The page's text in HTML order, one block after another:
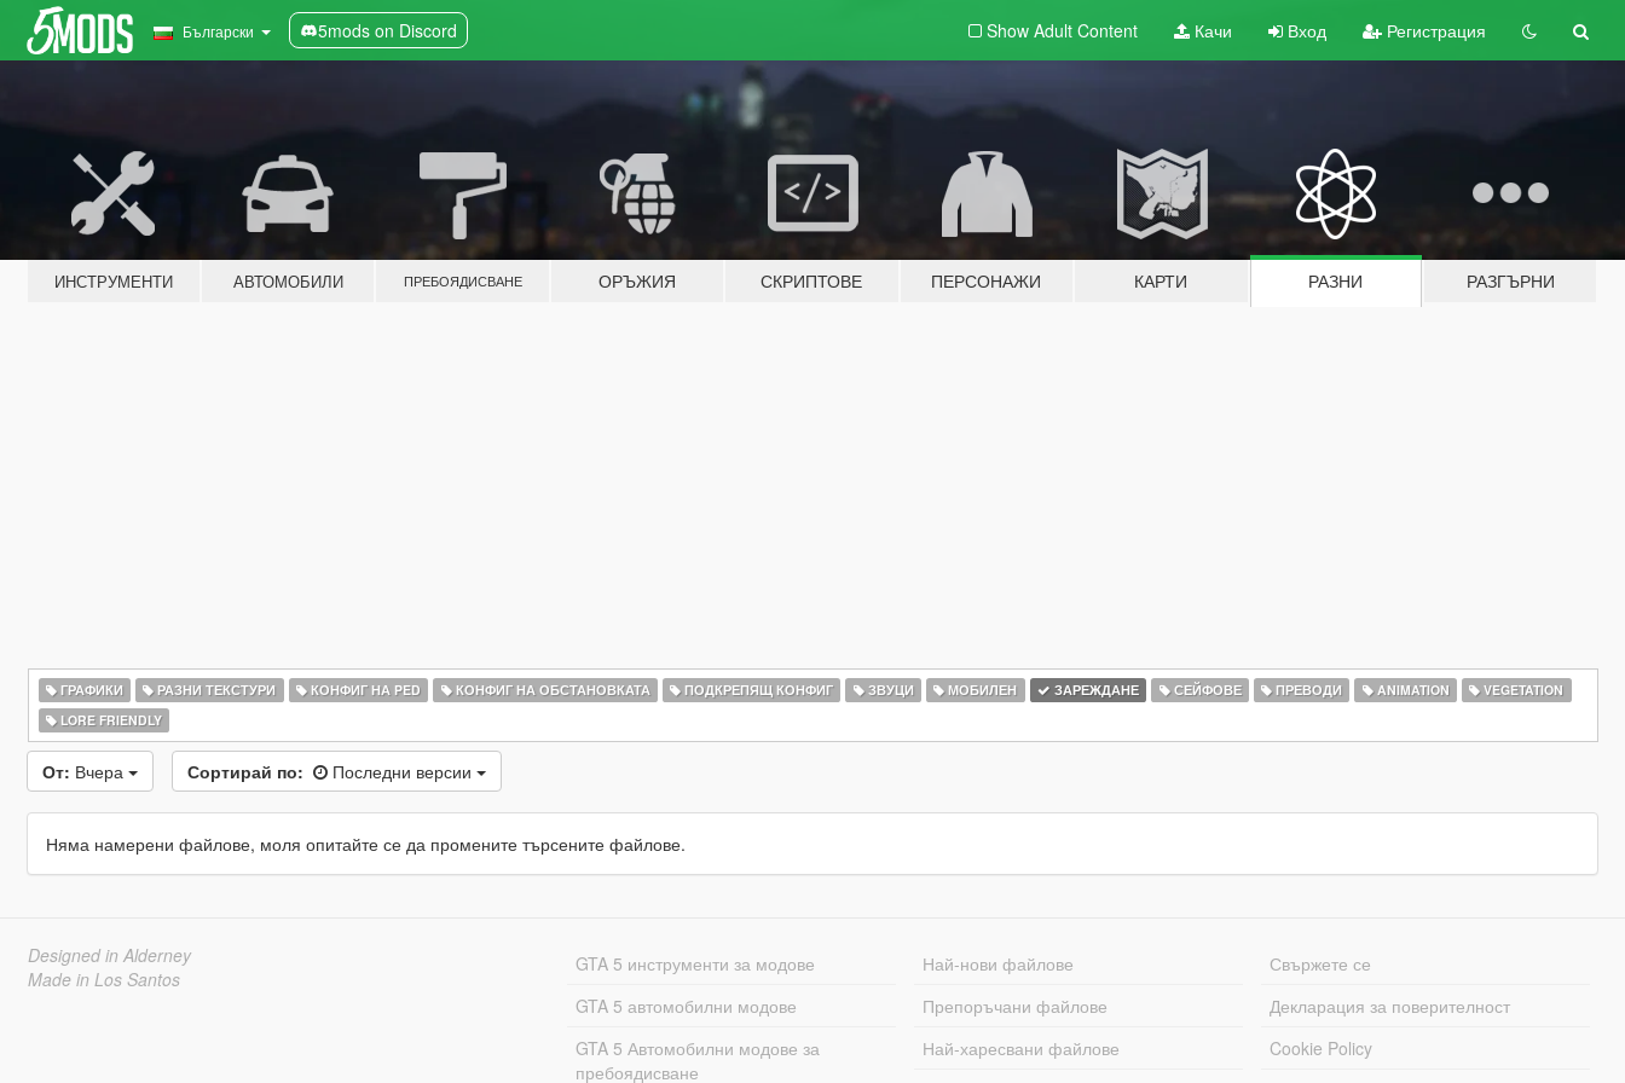
Български 5mods on Discord Show Adult Content Качи Вход Регистрация
ИНСТРУМЕНТИ АВТОМОБИЛИ ПРЕБОЯДИСВАНЕ ОРЪЖИЯ СКРИПТОВЕ ПЕРСОНАЖИ КАРТИ РАЗНИ РАЗГЪРНИ
ГРАФИКИ РАЗНИ ТЕКСТУРИ КОНФИГ НА PED КОНФИГ НА ОБСТАНОВКАТА ПОДКРЕПЯЩ КОНФИГ ЗВУЦИ МОБИЛЕН ЗАРЕЖДАНЕ СЕЙФОВЕ ПРЕВОДИ ANIMATION
VEGETATION
LORE FRIENDLY
От: Вчера Сортирай по: Последни версии
Няма намерени файлове, моля опитайте се да промените търсените файлове.
Designed in Alderney
Made in Los Santos
GTA 5 инструменти за модове
GTA 5 автомобилни модове
GTA 5 Автомобилни модове за
пребоядисване
Най-нови файлове
Препоръчани файлове
Най-харесвани файлове
Свържете се
Декларация за поверителност
Cookie Policy